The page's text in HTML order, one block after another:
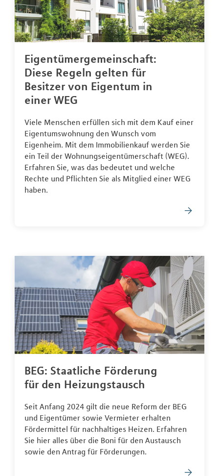
Eigentümergemeinschaft:
Diese Regeln gelten für
Besitzer von Eigentum in
einer WEG
Viele Menschen erfüllen sich mit dem Kauf einer
Eigentumswohnung den Wunsch vom
Eigenheim. Mit dem Immobilienkauf werden Sie
ein Teil der Wohnungseigentümerschaft (WEG).
Erfahren Sie, was das bedeutet und welche
Rechte und Pflichten Sie als Mitglied einer WEG
haben.
BEG: Staatliche Förderung
für den Heizungstausch
Seit Anfang 2024 gilt die neue Reform der BEG
und Eigentümer sowie Vermieter erhalten
Fördermittel für nachhaltiges Heizen. Erfahren
Sie hier alles über die Boni für den Austausch
sowie den Antrag für Förderungen.